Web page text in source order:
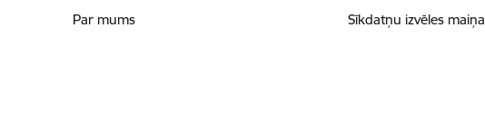
Par mums
Sīkdatņu izvēles maiņa